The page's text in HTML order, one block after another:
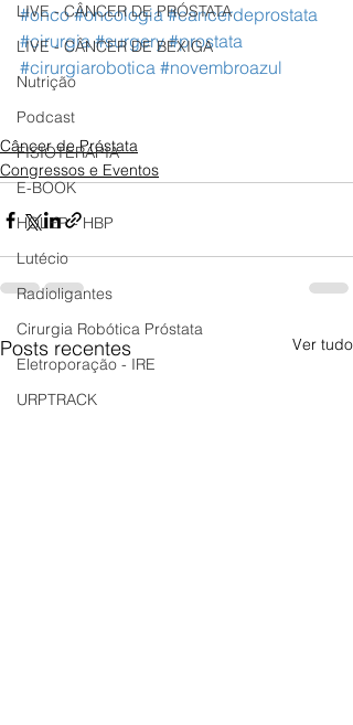
LIVE - CÂNCER DE PRÓSTATA
LIVE - CÂNCER DE BEXIGA
Nutrição
Podcast
FISIOTERAPIA
E-BOOK
HOLEP - HBP
Lutécio
Radioligantes
Cirurgia Robótica Próstata
Eletroporação - IRE
URPTRACK
#onco #oncologia #cancerdeprostata
#cirurgia #surgery #prostata
#cirurgiarobotica #novembroazul
Câncer de Próstata
Congressos e Eventos
Posts recentes Ver tudo